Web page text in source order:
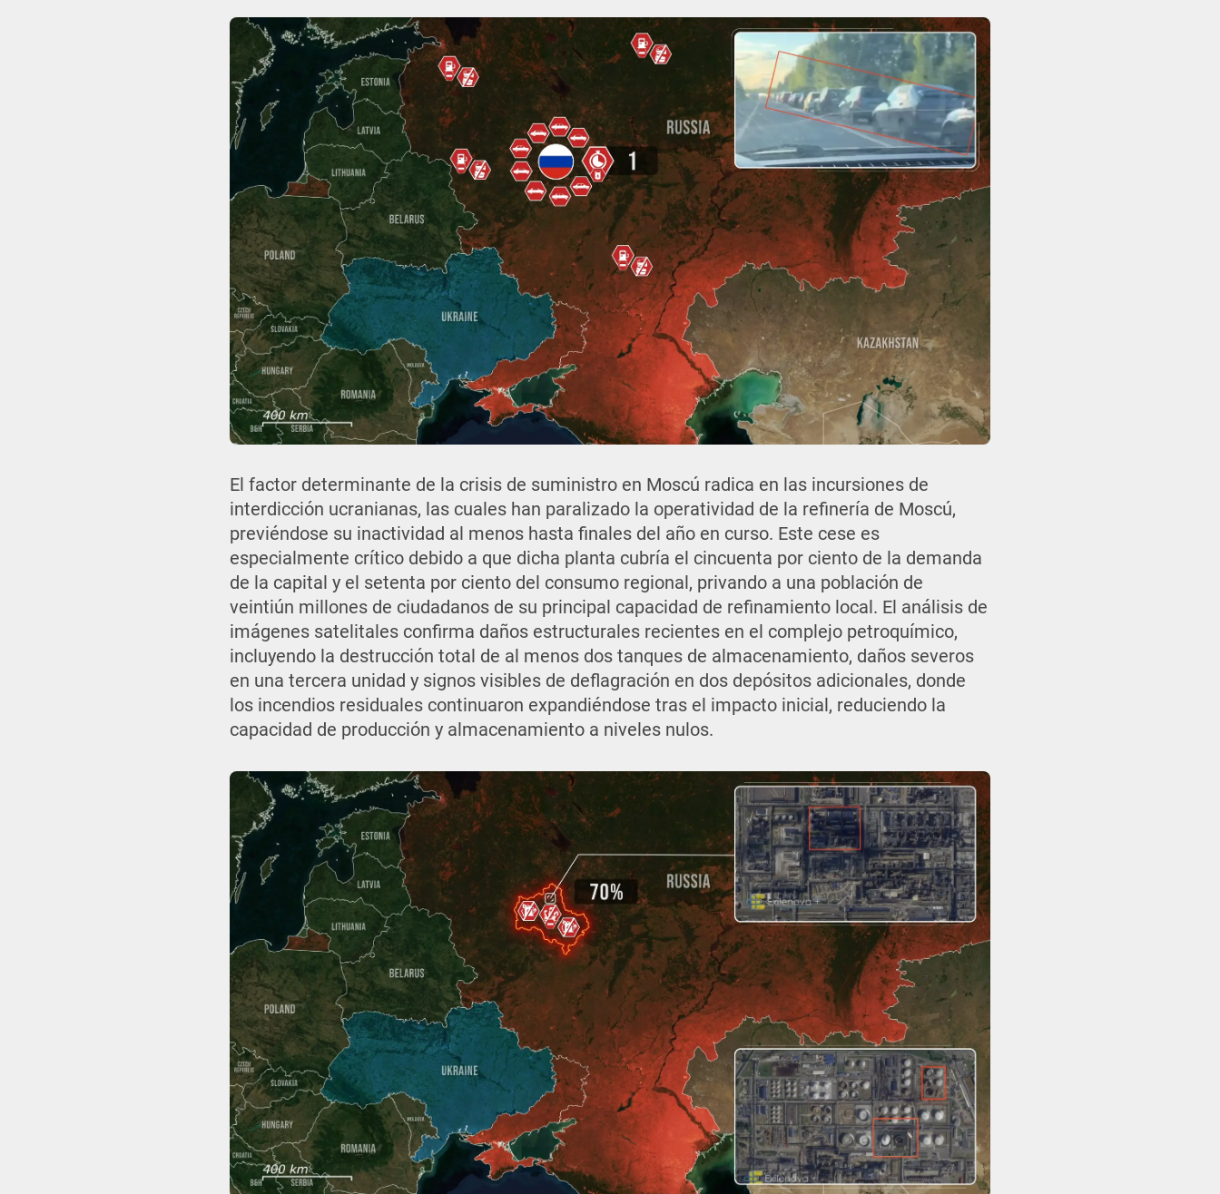
El factor determinante de la crisis de suministro en Moscú radica en las incursiones de
interdicción ucranianas, las cuales han paralizado la operatividad de la refinería de Moscú,
previéndose su inactividad al menos hasta finales del año en curso. Este cese es
especialmente crítico debido a que dicha planta cubría el cincuenta por ciento de la demanda
de la capital y el setenta por ciento del consumo regional, privando a una población de
veintiún millones de ciudadanos de su principal capacidad de refinamiento local. El análisis de
imágenes satelitales confirma daños estructurales recientes en el complejo petroquímico,
incluyendo la destrucción total de al menos dos tanques de almacenamiento, daños severos
en una tercera unidad y signos visibles de deflagración en dos depósitos adicionales, donde
los incendios residuales continuaron expandiéndose tras el impacto inicial, reduciendo la
capacidad de producción y almacenamiento a niveles nulos.